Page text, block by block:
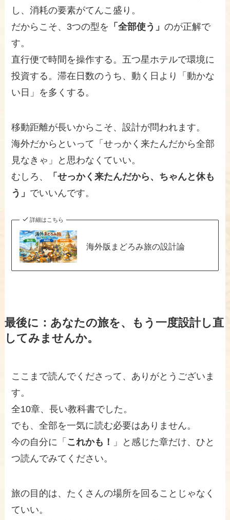
し、消耗の要素がてんこ盛り。
だからこそ、3つの型を 「全部使う」のが正解で
す。
直行便で時間を操作する。五つ星ホテルで環境に
投資する。滞在日数のうち、動く日より「動かな
い日」を多くする。
移動距離が長いからこそ、設計が問われます。
海外だからといって「せっかく来たんだから全部
見なきゃ」と思わなくていい。
むしろ、
「せっかく来たんだから、ちゃんと休も
う」 でいいんです。
詳細はこちら
海外版まどろみ旅の設計論
最後に：あなたの旅を、もう一度設計し直
してみませんか。
ここまで読んでくださって、ありがとうございま
す。
全10章、長い教科書でした。
でも、全部を一気に読む必要はありません。
今の自分に「 これかも！
」と感じた章だけ、ひと
つ読んでみてください。
旅の目的は、たくさんの場所を回ることじゃなく
ていい。